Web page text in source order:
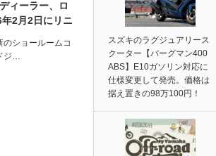
ィーラー、ロ
2月2日にリニ
ショールームコ
ジ…
スズキのラグジュアリース
クーター【バーグマン400
ABS】E10ガソリン対応に
仕様変更して発売。価格は
据え置きの98万100円！